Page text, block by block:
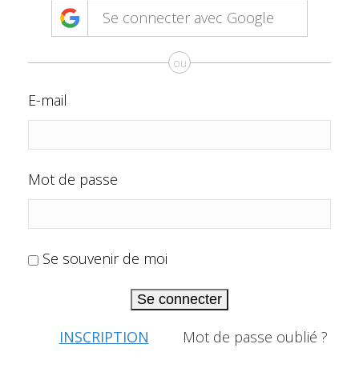
Se connecter avec Google
ou
E-mail
Mot de passe
Se souvenir de moi
Se connecter
INSCRIPTION Mot de passe oublié ?